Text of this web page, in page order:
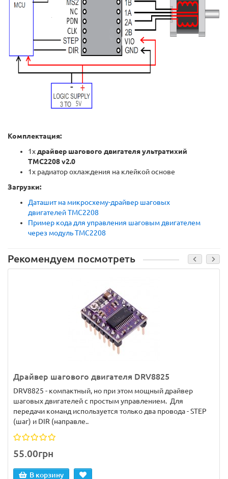
Комплектация:
1хдрайвер шагового двигателя ультратихий
TMC2208 v2.0
1x радиатор охлаждения на клейкой основе
Загрузки:
Даташит на микросхему-драйвер шаговых
двигателей TMC2208
Пример кода для управления шаговым двигателем
через модуль TMC2208
Рекомендуем посмотреть
Драйвер шагового двигателя DRV8825
DRV8825 - компактный, но при этом мощный драйвер
шаговых двигателей с простым управлением. Для
передачи команд используется только два провода - STEP
(шаг) и DIR (направле..
55.00грн
В корзину